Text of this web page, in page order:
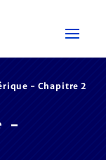
- Chapitre 2
-